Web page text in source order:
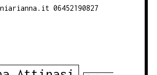
06452190827